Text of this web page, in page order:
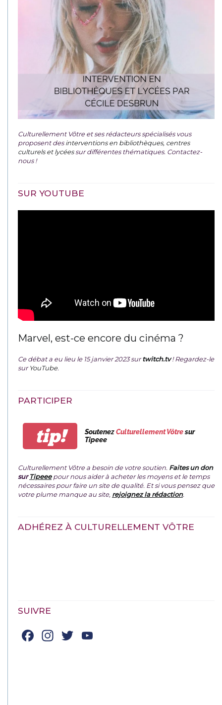
Culturellement Vôtre et ses rédacteurs spécialisés vous
proposent desinterventions en bibliothèques, centres
culturels et lycéessur différentes thématiques. Contactez-
nous !
SUR YOUTUBE
Marvel, est-ce encore du cinéma ?
Ce débat a eu lieu le 15 janvier 2023 surtwitch.tv ! Regardez-le
surYouTube.
PARTICIPER
tip! SoutenezCulturellement Vôtresur
Tipeee
Culturellement Vôtre a besoin de votre soutien. Faites un don
surTipeeepour nous aider à acheter les moyens et le temps
nécessaires pour faire un site de qualité. Et si vous pensez que
votre plume manque au site, rejoignez la rédaction.
ADHÉREZ À CULTURELLEMENT VÔTRE
SUIVRE
Facebook
Instagram
Twitter